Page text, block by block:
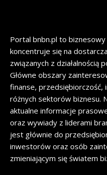
Portal bnbn.pl to
koncentruje się na
związanych z działalnością
Główne obszary
finanse,
różnych sektorów biznesu.
aktualne informacje
oraz wywiady z liderami
jest głównie do
inwestorów oraz osób
zmieniającym się światem